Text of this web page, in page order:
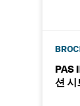
PAS
션 시